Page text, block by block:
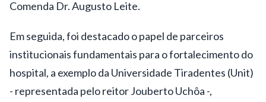
Comenda Dr. Augusto Leite.
Em seguida, foi destacado o papel de parceiros
institucionais fundamentais para o fortalecimento do
hospital, a exemplo da Universidade Tiradentes (Unit)
- representada pelo reitor Jouberto Uchôa -,